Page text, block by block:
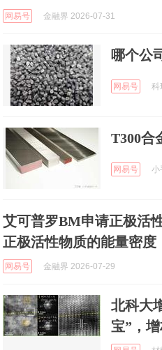
网易号 金融界 2026-07-31
哪个公
网易号 科
T300合
网易号 小
艾可普罗BM申请正极活
正极活性物质的能量密度
网易号 金融界 2026-07-29
北科大
宝”，